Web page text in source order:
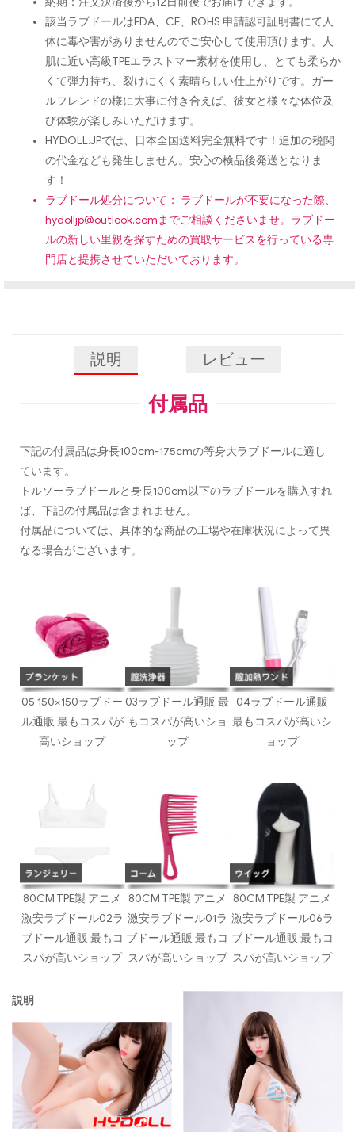
該当ラブドールはFDA、CE、ROHS 申請認可証明書にて人
体に毒や害がありませんのでご安心して使用頂けます。人
肌に近い高級TPEエラストマー素材を使用し、とても柔らか
くて弾力持ち、裂けにくく素晴らしい仕上がりです。ガー
ルフレンドの様に大事に付き合えば、彼女と様々な体位及
び体験が楽しみいただけます。
HYDOLL.JPでは、日本全国送料完全無料です！追加の税関
の代金なども発生しません。安心の検品後発送となりま
す！
ラブドール処分について： ラブドールが不要になった際、
hydolljp@outlook.comまでご相談くださいませ。ラブドー
ルの新しい里親を探すための買取サービスを行っている専
門店と提携させていただいております。
説明 レビュー
付属品
下記の付属品は身長100cm-175cmの等身大ラブドールに適し
ています。
トルソーラブドールと身長100cm以下のラブドールを購入すれ
ば、下記の付属品は含まれません。
付属品については、具体的な商品の工場や在庫状況によって異
なる場合がございます。
05 150×150ラブドー
ル通販 最もコスパが
高いショップ
03ラブドール通販 最
もコスパが高いショ
ップ
04ラブドール通販
最もコスパが高いシ
ョップ
80CM TPE製 アニメ
激安ラブドール02ラ
ブドール通販 最もコ
スパが高いショップ
80CM TPE製 アニメ
激安ラブドール01ラ
ブドール通販 最もコ
スパが高いショップ
80CM TPE製 アニメ
激安ラブドール06ラ
ブドール通販 最もコ
スパが高いショップ
説明